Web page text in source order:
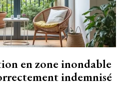
en zone inondable
indemnisé